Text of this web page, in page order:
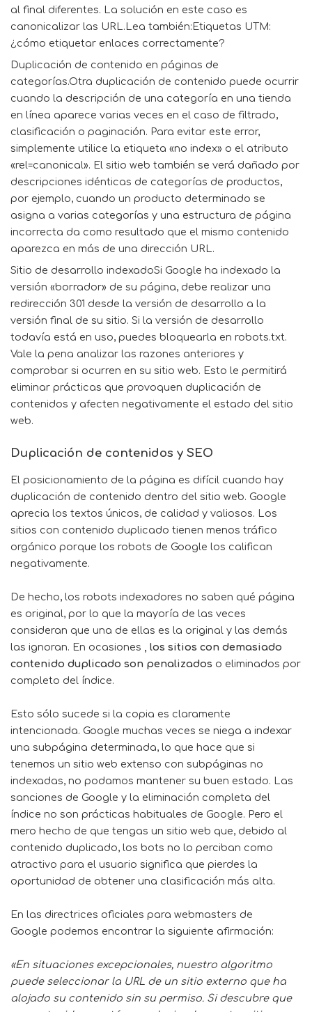
al final diferentes. La solución en este caso es
canonicalizar las URL.Lea también:Etiquetas UTM:
¿cómo etiquetar enlaces correctamente?
Duplicación de contenido en páginas de
categorías.Otra duplicación de contenido puede ocurrir
cuando la descripción de una categoría en una tienda
en línea aparece varias veces en el caso de filtrado,
clasificación o paginación. Para evitar este error,
simplemente utilice la etiqueta «no index» o el atributo
«rel=canonical». El sitio web también se verá dañado por
descripciones idénticas de categorías de productos,
por ejemplo, cuando un producto determinado se
asigna a varias categorías y una estructura de página
incorrecta da como resultado que el mismo contenido
aparezca en más de una dirección URL.
Sitio de desarrollo indexadoSi Google ha indexado la
versión «borrador» de su página, debe realizar una
redirección 301 desde la versión de desarrollo a la
versión final de su sitio. Si la versión de desarrollo
todavía está en uso, puedes bloquearla en robots.txt.
Vale la pena analizar las razones anteriores y
comprobar si ocurren en su sitio web. Esto le permitirá
eliminar prácticas que provoquen duplicación de
contenidos y afecten negativamente el estado del sitio
web.
Duplicación de contenidos y SEO
El posicionamiento de la página es difícil cuando hay
duplicación de contenido dentro del sitio web. Google
aprecia los textos únicos, de calidad y valiosos. Los
sitios con contenido duplicado tienen menos tráfico
orgánico porque los robots de Google los califican
negativamente.
De hecho, los robots indexadores no saben qué página
es original, por lo que la mayoría de las veces
consideran que una de ellas es la original y las demás
las ignoran. En ocasiones
, los sitios con demasiado
contenido duplicado son penalizados o eliminados por
completo del índice.
Esto sólo sucede si la copia es claramente
intencionada. Google muchas veces se niega a indexar
una subpágina determinada, lo que hace que si
tenemos un sitio web extenso con subpáginas no
indexadas, no podamos mantener su buen estado. Las
sanciones de Google y la eliminación completa del
índice no son prácticas habituales de Google. Pero el
mero hecho de que tengas un sitio web que, debido al
contenido duplicado, los bots no lo perciban como
atractivo para el usuario significa que pierdes la
oportunidad de obtener una clasificación más alta.
En las directrices oficiales para webmasters de
Google podemos encontrar la siguiente afirmación:
«En situaciones excepcionales, nuestro algoritmo
puede seleccionar la URL de un sitio externo que ha
alojado su contenido sin su permiso. Si descubre que